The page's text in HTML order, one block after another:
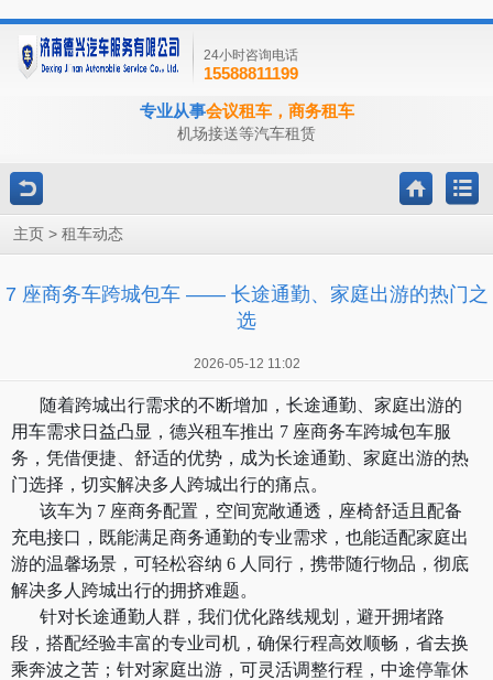
24小时咨询电话
15588811199
专业从事会议租车，商务租车
机场接送等汽车租赁
主页 > 租车动态
7 座商务车跨城包车 —— 长途通勤、家庭出游的热门之
选
2026-05-12 11:02
随着跨城出行需求的不断增加，长途通勤、家庭出游的
用车需求日益凸显，德兴租车推出 7 座商务车跨城包车服
务，凭借便捷、舒适的优势，成为长途通勤、家庭出游的热
门选择，切实解决多人跨城出行的痛点。
该车为 7 座商务配置，空间宽敞通透，座椅舒适且配备
充电接口，既能满足商务通勤的专业需求，也能适配家庭出
游的温馨场景，可轻松容纳 6 人同行，携带随行物品，彻底
解决多人跨城出行的拥挤难题。
针对长途通勤人群，我们优化路线规划，避开拥堵路
段，搭配经验丰富的专业司机，确保行程高效顺畅，省去换
乘奔波之苦；针对家庭出游，可灵活调整行程，中途停靠休